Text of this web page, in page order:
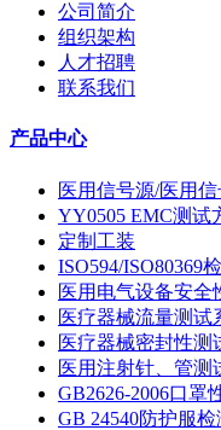
公司简介
组织架构
人才招聘
联系我们
产品中心
医用信号源/医用
YY0505 EMC测试
定制工装
ISO594/ISO80369
医用电气设备安全
医疗器械流量测试
医疗器械密封性测
医用注射针、管测
GB2626-2006口罩
GB 24540防护服